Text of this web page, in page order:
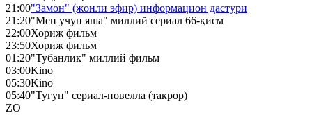
21:00"Замон" (жонли эфир) информацион дастури
21:20"Мен учун яша" миллий сериал 66-қисм
22:00Хориж фильм
23:50Хориж фильм
01:20"Тубанлик" миллий фильм
03:00Kino
05:30Kino
05:40"Тугун" сериал-новелла (такрор)
ZO